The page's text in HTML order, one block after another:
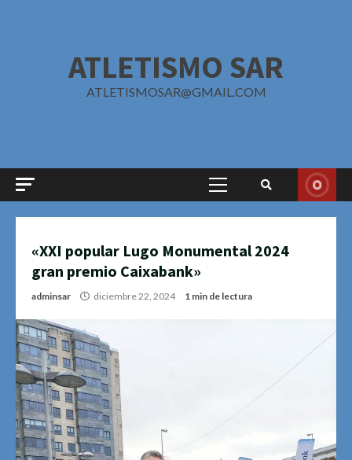
ATLETISMO SAR
ATLETISMOSAR@GMAIL.COM
Menú
«XXI popular Lugo Monumental 2024
gran premio Caixabank»
adminsar diciembre 22, 2024 1 min de lectura